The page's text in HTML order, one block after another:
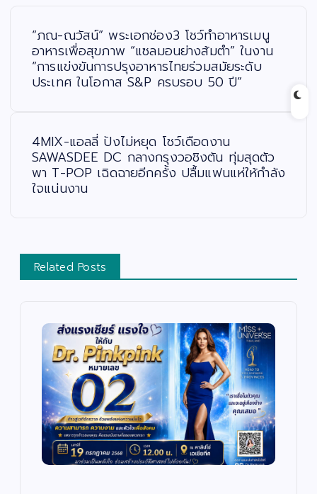
“ภณ-ณวัสน์” พระเอกช่อง3 โชว์ทำอาหารเมนู
อาหารเพื่อสุขภาพ “แซลมอนย่างส้มตำ” ในงาน
“การแข่งขันการปรุงอาหารไทยร่วมสมัยระดับ
ประเทศ ในโอกาส S&P ครบรอบ 50 ปี”
4MIX-แอลลี่ ปังไม่หยุด โชว์เดือดงาน
SAWASDEE DC กลางกรุงวอชิงตัน ทุ่มสุดตัว
พา T-POP เฉิดฉายอีกครั้ง ปลื้มแฟนแห่ให้กำลัง
ใจแน่นงาน
Related Posts